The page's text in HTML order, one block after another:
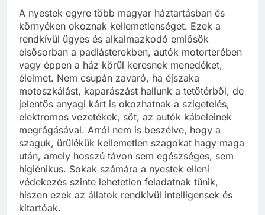
A nyestek egyre több magyar háztartásban és
környéken okoznak kellemetlenséget. Ezek a
rendkívül ügyes és alkalmazkodó emlősök
elsősorban a padlásterekben, autók motorterében
vagy éppen a ház körül keresnek menedéket,
élelmet. Nem csupán zavaró, ha éjszaka
motoszkálást, kaparászást hallunk a tetőtérből, de
jelentős anyagi kárt is okozhatnak a szigetelés,
elektromos vezetékek, sőt, az autók kábeleinek
megrágásával. Arról nem is beszélve, hogy a
szaguk, ürülékük kellemetlen szagokat hagy maga
után, amely hosszú távon sem egészséges, sem
higiénikus. Sokak számára a nyestek elleni
védekezés szinte lehetetlen feladatnak tűnik,
hiszen ezek az állatok rendkívül intelligensek és
kitartóak.